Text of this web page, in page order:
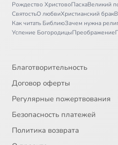
Рождество ХристовоПасхаВеликий
СвятостьО любвиХристианский брак
Как читать БиблиюЗачем нужна
Успение БогородицыПреображение
Благотворительность
Договор оферты
Регулярные пожертвования
Безопасность платежей
Политика возврата